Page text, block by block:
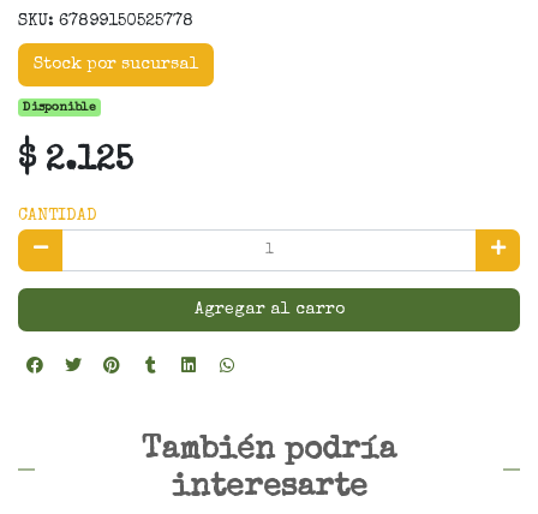
SKU: 67899150525778
Stock por sucursal
Disponible
$ 2.125
CANTIDAD
Agregar al carro
También podría
interesarte